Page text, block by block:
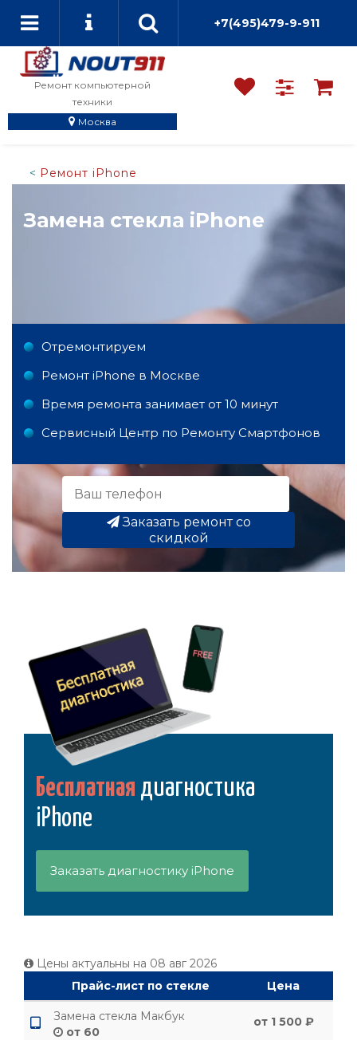
+7(495)479-9-911
Ремонт компьютерной
техники
Москва
Ремонт iPhone
Замена стекла iPhone
Отремонтируем
Ремонт iPhone в Москве
Время ремонта занимает от 10 минут
Сервисный Центр по Ремонту Смартфонов
Заказать ремонт со
скидкой
Бесплатная диагностика
iPhone
Заказать диагностику iPhone
Цены актуальны на 08 авг 2026
Прайс-лист по стекле
Цена
Замена стекла Макбук
от 60
от 1 500 ₽